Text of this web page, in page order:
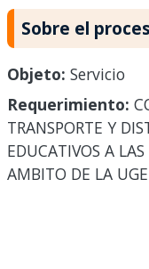
Sobre el
Objeto: Servicio
Requerimiento:
TRANSPORTE Y
EDUCATIVOS A
AMBITO DE LA